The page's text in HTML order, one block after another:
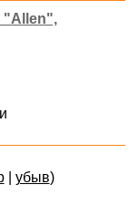
"Allen",
| убыв)